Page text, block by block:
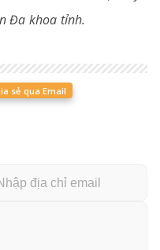
Đa khoa tỉnh.
sẻ qua Email